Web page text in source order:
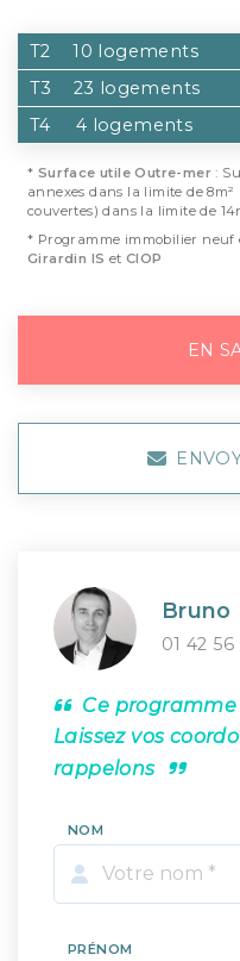
T2 10 logements
T3
23 logements
T4
4 logements
* Surface utile Outre-mer :
annexes dans la limite de
couvertes) dans la limite de
* Programme immobilier
Girardin IS etCIOP
EN
Bruno
01 42 56
Ce
Laissez vos
rappelons
NOM
PRÉNOM